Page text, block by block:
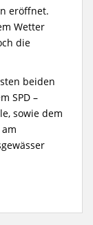
eröffnet.
Wetter
die
beiden
SPD –
sowie dem